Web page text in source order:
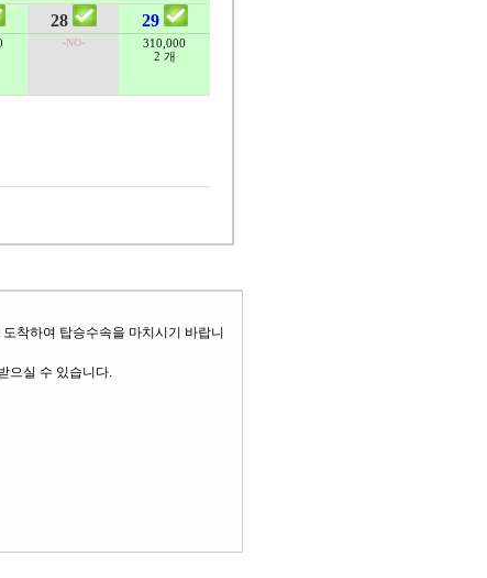
착하여 탑승수속을 마치시기 바랍니
으실 수 있습니다.